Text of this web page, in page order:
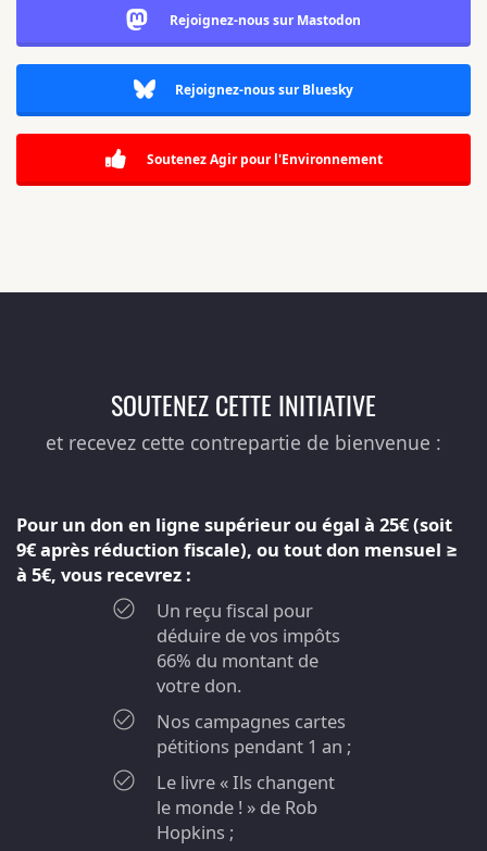
Rejoignez-nous sur Mastodon
Rejoignez-nous sur Bluesky
Soutenez Agir pour l'Environnement
SOUTENEZ CETTE INITIATIVE
et recevez cette contrepartie de bienvenue :
Pour un don en ligne supérieur ou égal à 25€ (soit
9€ après réduction fiscale), ou tout don mensuel ≥
à 5€, vous recevrez :
Un reçu fiscal pour
déduire de vos impôts
66% du montant de
votre don.
Nos campagnes cartes
pétitions pendant 1 an ;
Le livre « Ils changent
le monde ! » de Rob
Hopkins ;